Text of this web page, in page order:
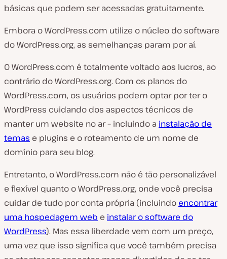
básicas que podem ser acessadas gratuitamente.
Embora o WordPress.com utilize o núcleo do software
do WordPress.org, as semelhanças param por aí.
O WordPress.com é totalmente voltado aos lucros, ao
contrário do WordPress.org. Com os planos do
WordPress.com, os usuários podem optar por ter o
WordPress cuidando dos aspectos técnicos de
manter um website no ar – incluindo a instalação de
temas e plugins e o roteamento de um nome de
domínio para seu blog.
Entretanto, o WordPress.com não é tão personalizável
e flexível quanto o WordPress.org, onde você precisa
cuidar de tudo por conta própria (incluindo encontrar
uma hospedagem web e instalar o software do
WordPress). Mas essa liberdade vem com um preço,
uma vez que isso significa que você também precisa